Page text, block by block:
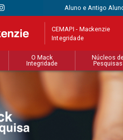
Aluno e Antigo
CEMAPI - Mackenzie
Integridade
O Mack
Integridade
Núcleos
Pesquisas